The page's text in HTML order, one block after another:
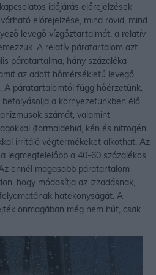
időjárás előrejelzések
előrejelzése, mind rövid, mind
levegő vízgőztartalmát, a relatív
A relatív páratartalom azt
páratartalma, hány százaléka
az adott hőmérsékletű levegő
A páratartalomtól függ hőérzetünk.
a környezetünkben élő
számát, valamint
(formaldehid, kén és nitrogén
irritáló végtermékeket alkothat. Az
legmegfelelőbb a 40-60 százalékos
ennél magasabb páratartalom
hogy módosítja az izzadásnak,
hatékonyságát. A
önmagában még nem hűt, csak